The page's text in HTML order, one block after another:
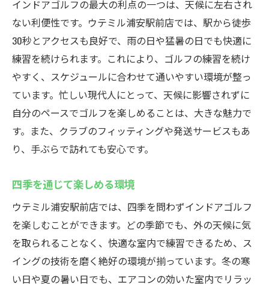
インドアゴルフの最大の利点の一つは、天候に左右され
ない利便性です。ウテミル浦安駅前店では、駅から徒歩
30秒とアクセスも良好で、雨の日や猛暑の日でも快適に
練習を続けられます。これにより、ゴルフの練習を続け
やすく、スケジュールに合わせて通いやすい環境が整っ
ています。忙しい現代人にとって、天候に影響されずに
自分のペースでゴルフを楽しめることは、大きな魅力で
す。また、クラブのフィッティングや発送サービスもあ
り、手ぶらで訪れても安心です。
四季を通じて楽しめる環境
ウテミル浦安駅前店では、四季を問わずインドアゴルフ
を楽しむことができます。どの季節でも、外の天候に気
を取られることなく、快適な室内で練習できるため、ス
イングの技術を磨く絶好の環境が揃っています。冬の寒
い日や夏の暑い日でも、エアコンの効いた室内でリラッ